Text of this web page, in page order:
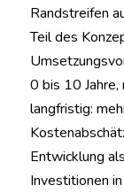
Randstreifen
Teil des
0 bis 10
langfristig:
Entwicklung
Investitionen